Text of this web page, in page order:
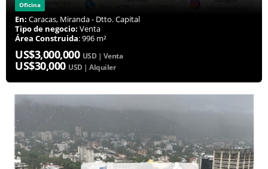
Oficina
En: Caracas, Miranda - Dtto. Capital
Tipo de negocio: Venta
Área Construida: 996 m²
US$3,000,000 USD | Venta
US$30,000 USD | Alquiler